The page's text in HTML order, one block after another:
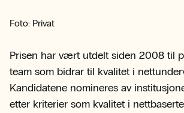
Foto: Privat
Prisen har vært utdelt siden 2008 til
team som bidrar til kvalitet i
Kandidatene nomineres av
etter kriterier som kvalitet i nettbaserte